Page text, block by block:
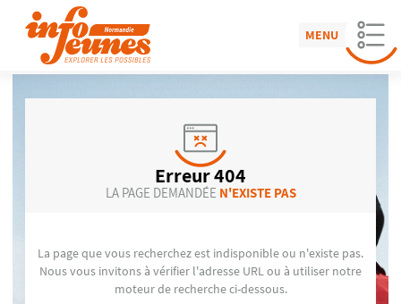
MENU
Erreur 404
LA PAGE DEMANDÉE N'EXISTE PAS
La page que vous recherchez est indisponible ou n'existe pas.
Nous vous invitons à vérifier l'adresse URL ou à utiliser notre
moteur de recherche ci-dessous.